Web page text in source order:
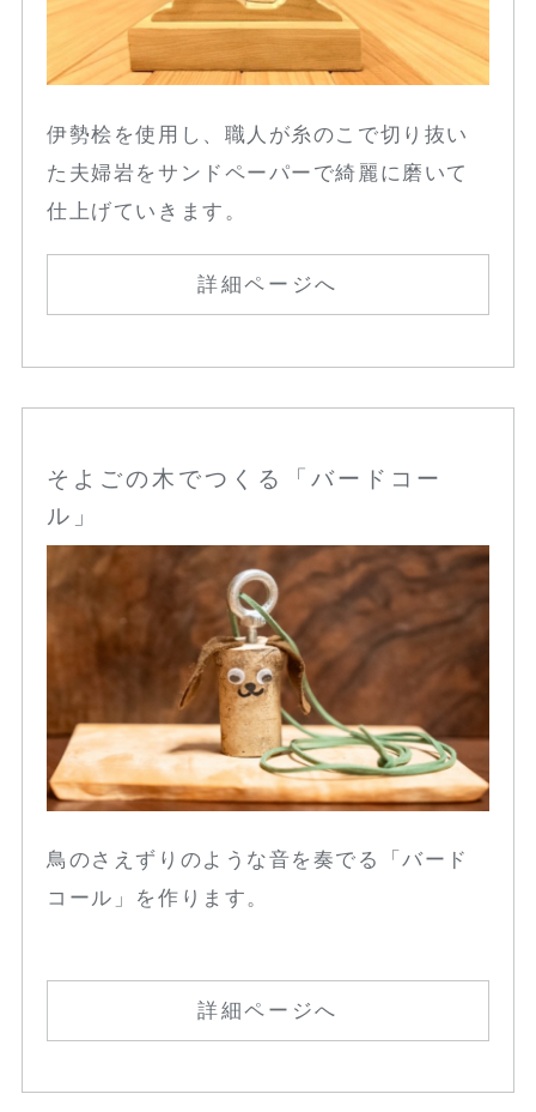
伊勢桧を使用し、職人が糸のこで切り抜い
た夫婦岩をサンドペーパーで綺麗に磨いて
仕上げていきます。
詳細ページへ
そよごの木でつくる「バードコー
ル」
鳥のさえずりのような音を奏でる「バード
コール」を作ります。
詳細ページへ